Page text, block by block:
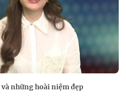
những hoài niệm đẹp